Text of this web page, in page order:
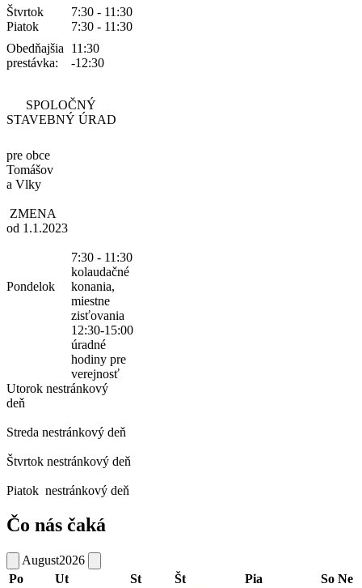
Štvrtok
7:30 - 11:30
Piatok
7:30 - 11:30
Obedňajšia
prestávka:
11:30
-12:30
SPOLOČNÝ
STAVEBNÝ ÚRAD
pre obce
Tomášov
a Vlky
ZMENA
od 1.1.2023
Pondelok
7:30 - 11:30
kolaudačné
konania,
miestne
zisťovania
12:30-15:00
úradné
hodiny pre
verejnosť
Utorok nestránkový
deň
Streda nestránkový deň
Štvrtok nestránkový deň
Piatok nestránkový deň
Čo nás čaká
August2026
Po
Ut St Št Pia So Ne